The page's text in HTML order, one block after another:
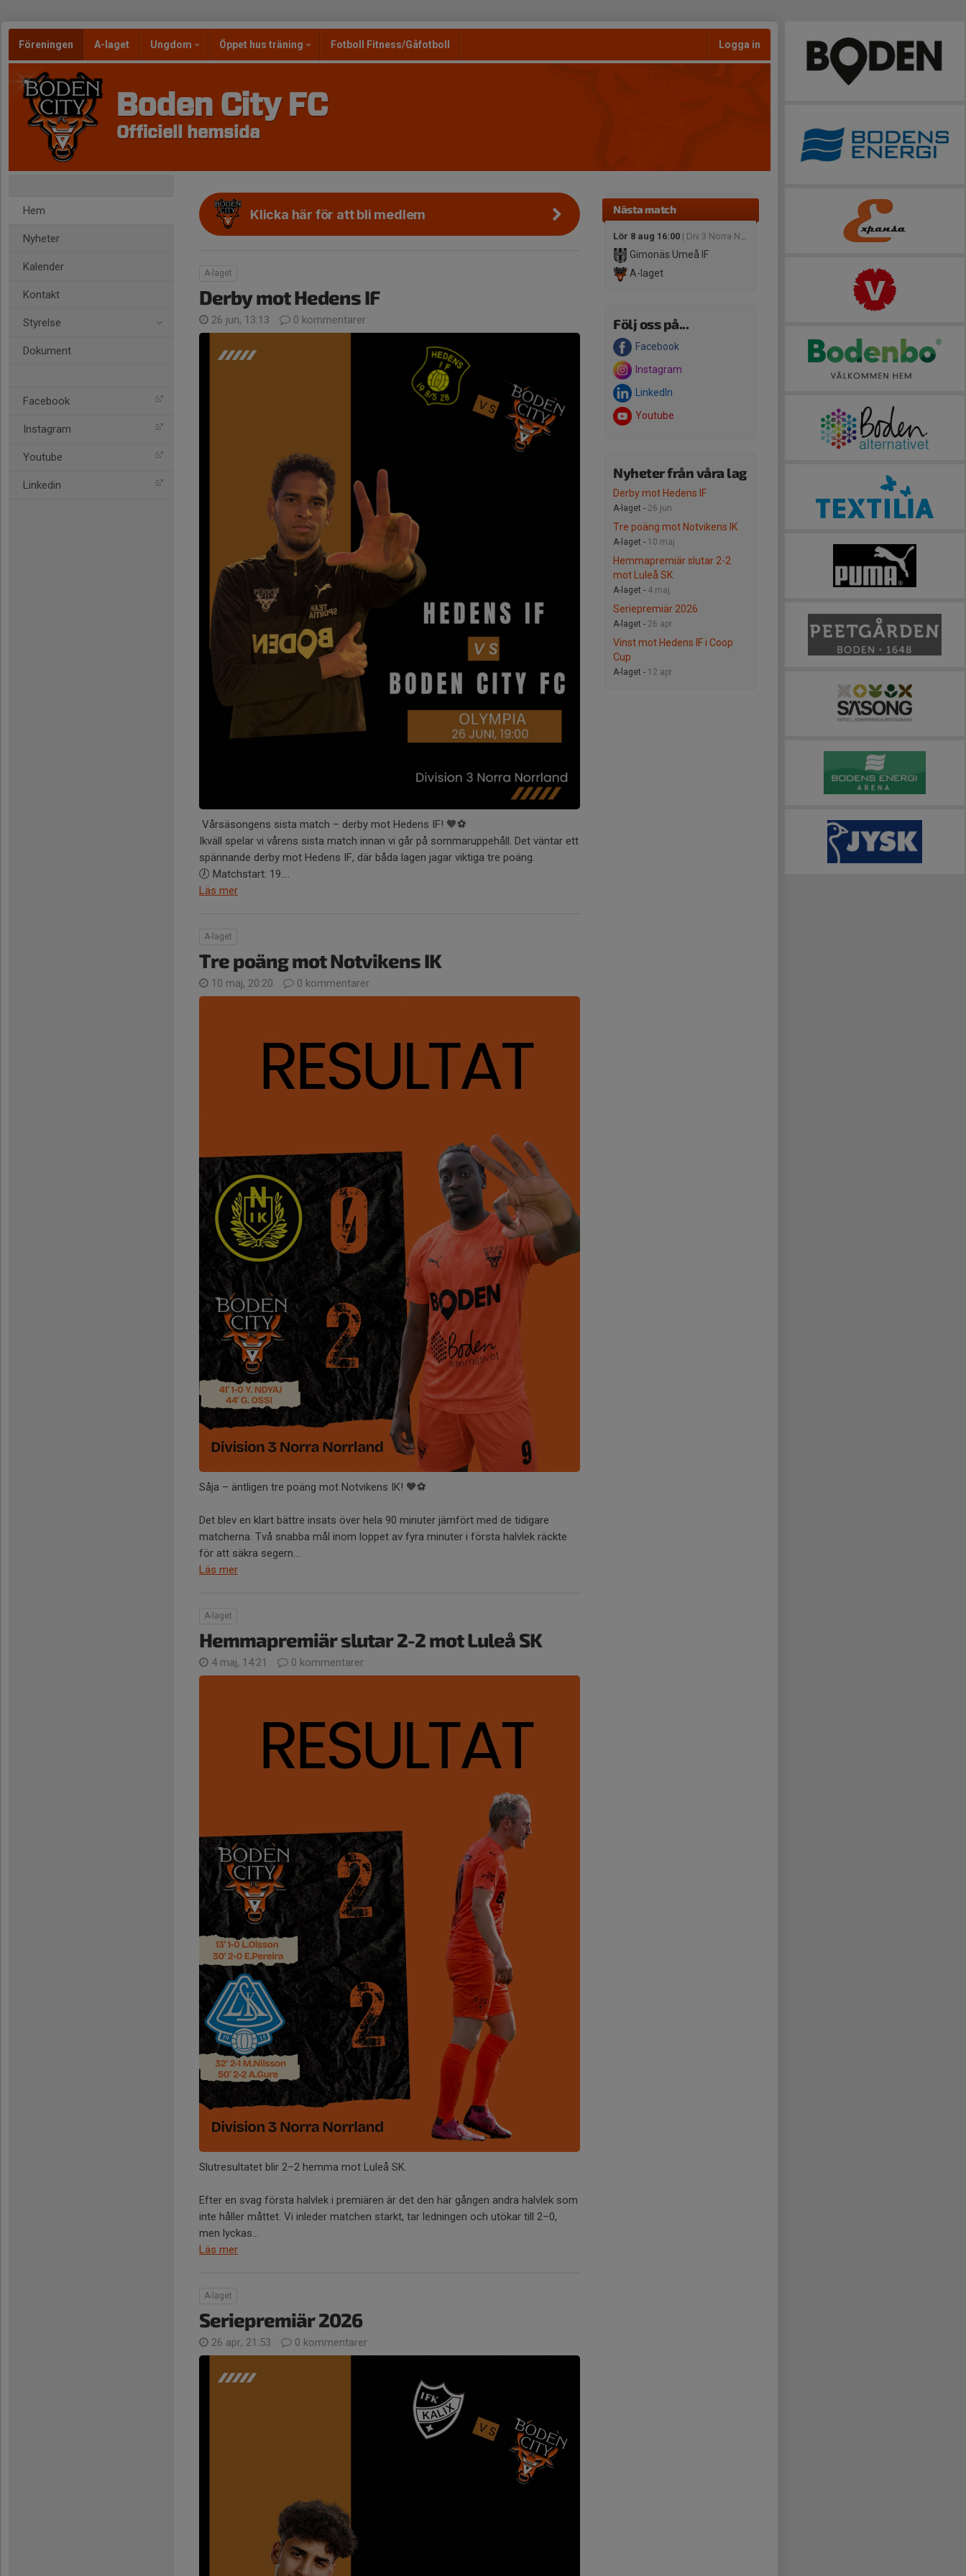
Föreningen A-laget Ungdom Öppet hus träning Fotboll Fitness/Gåfotboll Logga in
Boden City FC
Officiell hemsida
Hem
Nyheter
Kalender
Kontakt
Styrelse
Dokument
Facebook
Instagram
Youtube
Linkedin
Nästa match
Lör 8 aug 16:00 | Div 3 Norra Norrland, herr 2026
Gimonäs Umeå IF
A-laget
Följ oss på...
Facebook
Instagram
LinkedIn
Youtube
Nyheter från våra lag
Derby mot Hedens IF
A-laget - 26 jun
Tre poäng mot Notvikens IK
A-laget - 10 maj
Hemmapremiär slutar 2-2
mot Luleå SK
A-laget - 4 maj
Seriepremiär 2026
A-laget - 26 apr
Vinst mot Hedens IF i Coop
Cup
A-laget - 12 apr
Klicka här för att bli medlem
A-laget
Derby mot Hedens IF
26 jun, 13:13 0 kommentarer
Vårsäsongens sista match – derby mot Hedens IF! 🧡⚽️
Ikväll spelar vi vårens sista match innan vi går på sommaruppehåll. Det väntar ett
spännande derby mot Hedens IF, där båda lagen jagar viktiga tre poäng.
🕖 Matchstart: 19....
Läs mer
A-laget
Tre poäng mot Notvikens IK
10 maj, 20:20 0 kommentarer
Såja – äntligen tre poäng mot Notvikens IK! 🧡⚽️
Det blev en klart bättre insats över hela 90 minuter jämfört med de tidigare
matcherna. Två snabba mål inom loppet av fyra minuter i första halvlek räckte
för att säkra segern....
Läs mer
A-laget
Hemmapremiär slutar 2-2 mot Luleå SK
4 maj, 14:21 0 kommentarer
Slutresultatet blir 2–2 hemma mot Luleå SK.
Efter en svag första halvlek i premiären är det den här gången andra halvlek som
inte håller måttet. Vi inleder matchen starkt, tar ledningen och utökar till 2–0,
men lyckas...
Läs mer
A-laget
Seriepremiär 2026
26 apr, 21:53 0 kommentarer